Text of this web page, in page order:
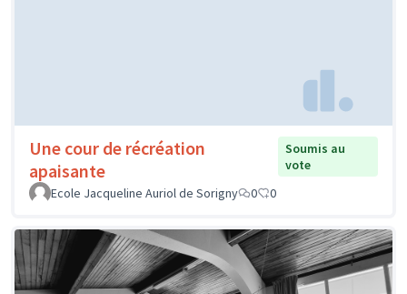
Une cour de récréation
apaisante
Soumis au
vote
Ecole Jacqueline Auriol de Sorigny
0 0